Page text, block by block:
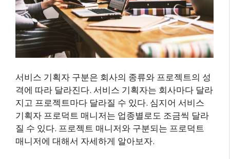
서비스 기획자 구분은 회사의 종류와 프로젝트의 성
격에 따라 달라진다. 서비스 기획자는 회사마다 달라
지고 프로젝트마다 달라질 수 있다. 심지어 서비스
기획자 프로덕트 매니저는 업종별로도 조금씩 달라
질 수 있다. 프로젝트 매니저와 구분되는 프로덕트
매니저에 대해서 자세하게 알아보자.